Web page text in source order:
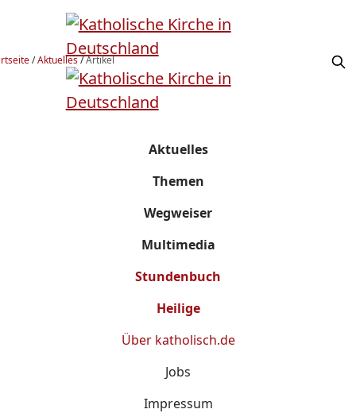
/Aktuelles/Artikel
Aktuelles
Themen
Wegweiser
Multimedia
Stundenbuch
Heilige
Über katholisch.de
Jobs
Impressum